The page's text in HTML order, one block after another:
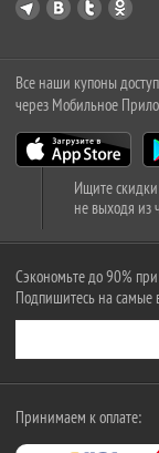
Все наши купоны
через Мобильное
Ищите скидки
не выходя из
Сэкономьте до 90%
Подпишитесь на самые
Принимаем к оплате: